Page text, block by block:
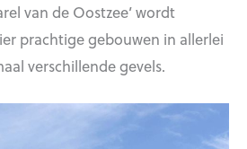
van de Oostzee’ wordt
prachtige gebouwen in allerlei
verschillende gevels.